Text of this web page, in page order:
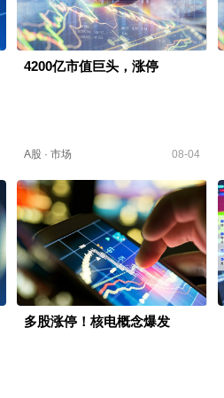
4200亿市值巨头，涨停
A股 · 市场 08-04
多股涨停！核电概念爆发